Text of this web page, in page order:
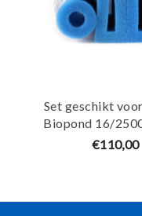
Set geschikt
Biopond 16/
grof - Maja
€110,00